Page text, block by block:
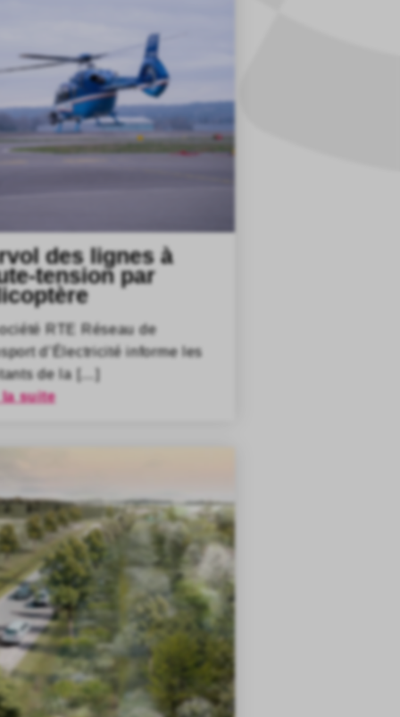
des lignes à
tension par
RTE Réseau de
d’Électricité informe les
de la […]
suite